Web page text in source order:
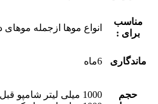
مناسب
برای :
انواع موها ازجمله
ماندگاری 6ماه
حجم